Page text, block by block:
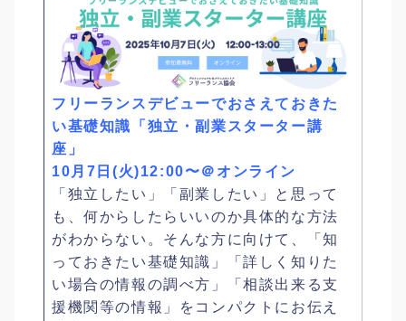
フリーランスデビューでおさえておきた
い基礎知識「独立・副業スターター講
座」
10月7日(火)12:00〜＠オンライン
「独立したい」「副業したい」と思って
も、何からしたらいいのか具体的な方法
がわからない。そんな方に向けて、「知
っておきたい基礎知識」「詳しく知りた
い場合の情報の調べ方」「相談出来る支
援機関等の情報」をコンパクトにお伝え